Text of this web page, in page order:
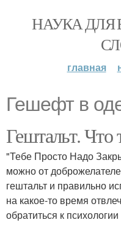
НАУКА ДЛЯ
главная
Гешефт в
Гештальт. Что
"Тебе Просто Надо
можно от
гештальт и правильно
на какое-то время
обратиться к